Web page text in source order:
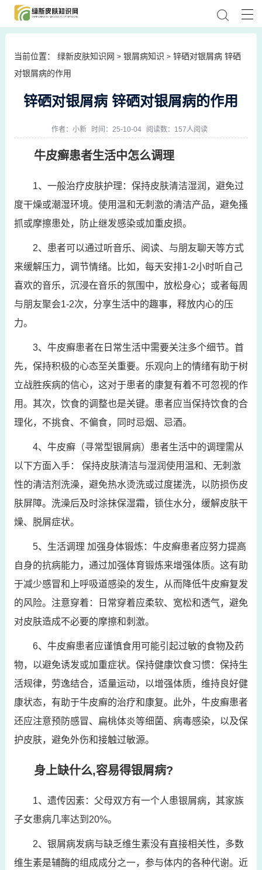
当前位置： 绿新皮肤知识网 > 银屑病知识 > 锌硒对银屑病 锌硒
对银屑病的作用
锌硒对银屑病 锌硒对银屑病的作用
作者： 小新 时间：25-10-04 阅读数：157人阅读
牛皮癣患者生活中怎么调理
1、一般治疗皮肤护理：保持皮肤清洁湿润，避免过
度干燥或潮湿环境。使用温和无刺激的清洁产品，避免搔
抓或摩擦患处，防止继发感染或加重皮损。
2、患者可以通过听音乐、阅读、与朋友聊天等方式
来缓解压力，调节情绪。比如，每天安排1-2小时听自己
喜欢的音乐，沉浸在音乐的氛围中，放松身心；或者每周
与朋友聚会1-2次，分享生活中的趣事，释放内心的压
力。
3、牛皮癣患者在日常生活中需要关注多个细节。首
先，保持积极的心态至关重要。乐观向上的情绪有助于树
立战胜疾病的信心，这对于患者的康复有着不可忽视的作
用。其次，饮食的调整也是关键。患者应当保持饮食的合
理化，不挑食、不偏食，同时忌烟、忌酒。
4、牛皮癣（寻常型银屑病）患者生活中的调理需从
以下方面入手： 保持皮肤清洁与湿润使用温和、无刺激
性的清洁剂洗澡，避免热水烫洗或过度搓洗，以防损伤皮
肤屏障。洗澡后及时涂抹保湿霜，锁住水分，缓解皮肤干
燥、脱屑症状。
5、生活调理 加强身体锻炼：牛皮癣患者应努力提高
自身的抗病能力，通过加强体育锻炼来增强体质。这有助
于减少感冒和上呼吸道感染的发生，从而降低牛皮癣复发
的风险。注意穿着：日常穿着应柔软、宽松和透气，避免
对皮肤造成不必要的摩擦和刺激。
6、牛皮癣患者应谨慎食用可能引起过敏的食物及药
物，以避免诱发或加重症状。保持健康饮食习惯：保持生
活规律，劳逸结合，适量运动，以增强体质，维持良好健
康状态，有助于牛皮癣的治疗和康复。此外，牛皮癣患者
还应注意预防感冒、扁桃体炎等细菌、病毒感染，以及保
护皮肤，避免外伤和接触过敏源。
身上缺什么,容易得银屑病?
1、遗传因素：父母双方有一个人患银屑病，其家族
子女患病几率达到20%。
2、银屑病发病与缺乏维生素没有直接相关性，多数
维生素是辅酶的组成成分之一，参与体内的各种代谢。近